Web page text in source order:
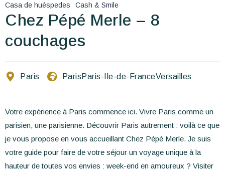
Salud y seguridad
Escríbenos
ES
Casa de huéspedes Cash & Smile
Chez Pépé Merle – 8
couchages
Paris Paris Paris-Ile-de-FranceVersailles
Votre expérience à Paris commence ici. Vivre Paris comme un
parisien, une parisienne. Découvrir Paris autrement : voilà ce que
je vous propose en vous accueillant Chez Pépé Merle. Je suis
votre guide pour faire de votre séjour un voyage unique à la
hauteur de toutes vos envies : week-end en amoureux ? Visiter